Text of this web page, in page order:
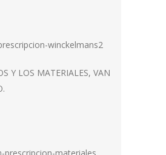
Y LOS MATERIALES, VAN